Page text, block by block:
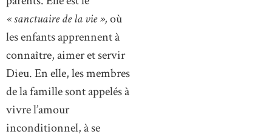
« sanctuaire de la vie »,où
les enfants apprennent à
connaître, aimer et servir
Dieu. En elle, les membres
de la famille sont appelés à
vivre l’amour
inconditionnel, à se